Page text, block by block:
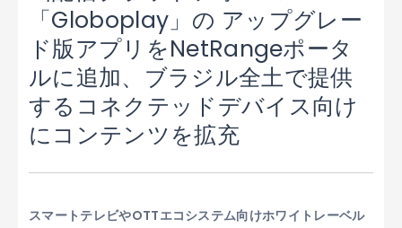
「Globoplay」の アップグレー
ド版アプリをNetRangeポータ
ルに追加、ブラジル全土で提供
するコネクテッドデバイス向け
にコンテンツを拡充
スマートテレビやOTTエコシステム向けホワイトレーベル